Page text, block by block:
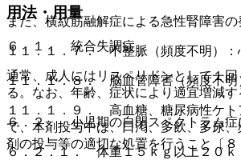
また、横紋筋融解症による急性腎障害の
１１．１．７． 不整脈（頻度不明）：
１１．１．８． 脳血管障害（頻度不明
１１．１．９． 高血糖、糖尿病性ケト
で、本剤投与中は、口渇、多飲、多尿
剤の投与等の適切な処置を行うこと〔
用法・用量
６．１． 統合失調症
通常、成人にはリスペリドンとして１
る。なお、年齢、症状により適宜増減
６．２． 小児期の自閉スペクトラム症
６．２．１． 体重１５ｋｇ以上２０ｋ